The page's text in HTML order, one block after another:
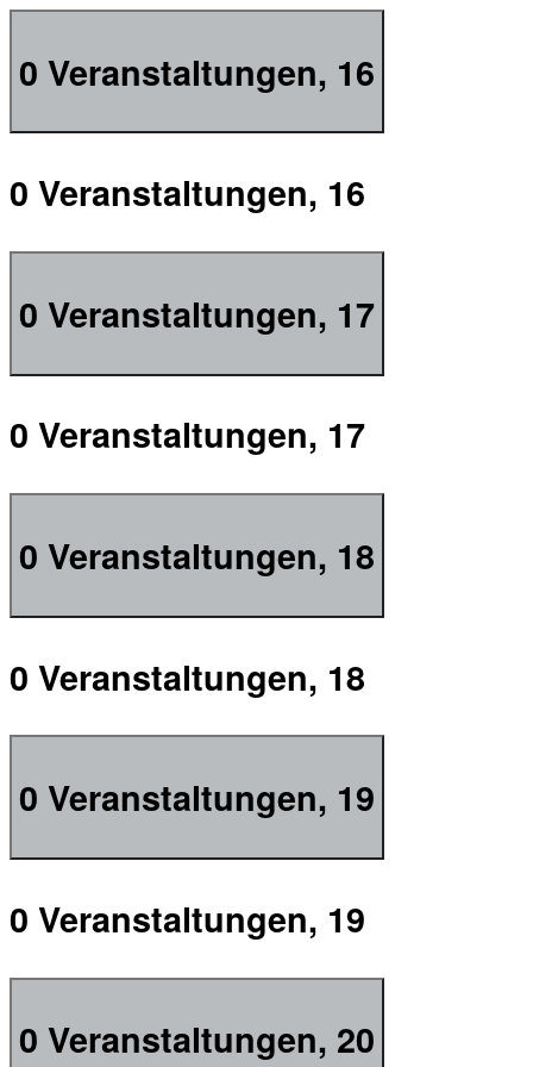
0 Veranstaltungen, 16
0 Veranstaltungen, 16
0 Veranstaltungen, 17
0 Veranstaltungen, 17
0 Veranstaltungen, 18
0 Veranstaltungen, 18
0 Veranstaltungen, 19
0 Veranstaltungen, 19
0 Veranstaltungen, 20